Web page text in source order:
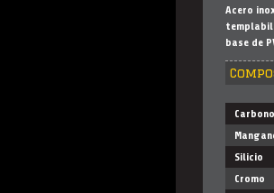
Acero
base de
Carbono
Silicio
Cromo